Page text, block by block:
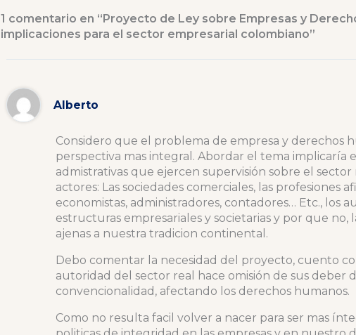
1 comentario en “Proyecto de Ley sobre Empresas y
implicaciones para el sector empresarial colombiano”
Alberto
Considero que el problema de empresa y derechos
perspectiva mas integral. Abordar el tema
admistrativas que ejercen supervisión sobre el
actores: Las sociedades comerciales, las profesiones
economistas, administradores, contadores… Etc., los
estructuras empresariales y societarias y por que
ajenas a nuestra tradicion continental.
Debo comentar la necesidad del proyecto, cuento
autoridad del sector real hace omisión de sus deber
convencionalidad, afectando los derechos humanos.
Como no resulta facil volver a nacer para ser mas